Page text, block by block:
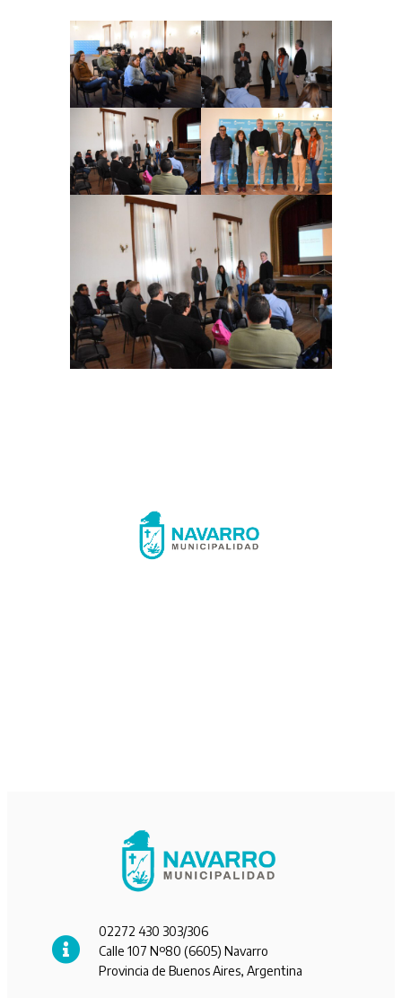
02272 430 303/306
Calle 107 Nº80 (6605) Navarro
Provincia de Buenos Aires, Argentina